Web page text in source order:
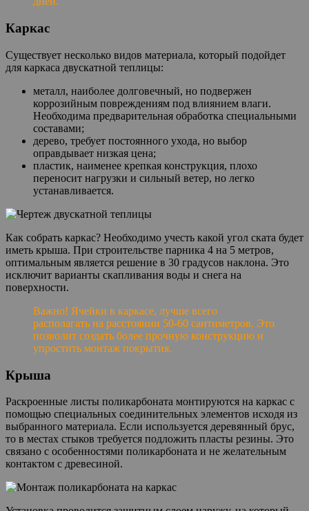
Каркас
Существует несколько видов материала, который подойдет
для каркаса двускатной теплицы:
металл, наиболее долговечный, но подвержен
коррозийным повреждениям под влиянием влаги.
Необходима предварительная обработка специальными
составами;
дерево, требует постоянного ухода, но выбор
оправдывает низкая цена;
пластик, наименее крепкая конструкция, плохо
переносит нагрузки и сильный ветер, но легко
устанавливается.
Как собрать каркас? Необходимо учесть какой угол ската будет
иметь крыша. При строительстве парника 4 на 5 метров,
оптимальным является решение в 30 градусов наклона. Это
исключит варианты скапливания воды и снега на
поверхности.
Важно! Ячейки в каркасе, лучше всего
располагать на расстоянии 50-60 сантиметров. Это
позволит создать более прочную конструкцию и
упростить монтаж покрытия.
Крыша
Раскроенные листы поликарбоната монтируются на каркас с
помощью специальных соединительных элементов исходя из
выбранного материала. Если используется деревянный брус,
то в местах стыков требуется подложить пласты резины. Это
связано с особенностями поликарбоната и не желательным
контактом с древесиной.